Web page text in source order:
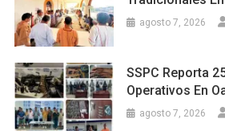
agosto 7, 2026
SSPC Reporta
Operativos En
agosto 7, 2026